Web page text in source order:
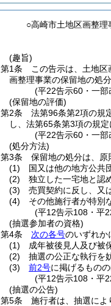
○高崎市土地区画整
(趣旨)
第1条
この告示は、土地区
画整理事業の保留地の処
(平22告示60・一部
(保留地の評価)
第2条
法第96条第2項の規
し、法第65条第3項の規
(平22告示60・一部
(処分方法)
第3条
保留地の処分は、原
(1)
国又は他の地方公共
(2)
独立した一宅地と認
(3)
売買契約に反し、又
(4)
その他施行者が特別
(平12告示108・平
(抽選参加者の資格)
第4条
次の各号のいずれか
(1)
成年被後見人及び被
(2)
抽選の公正な執行を
(3)
前2号に掲げるもの
(平12告示108・平
(抽選の公告)
第5条
施行者は、抽選に